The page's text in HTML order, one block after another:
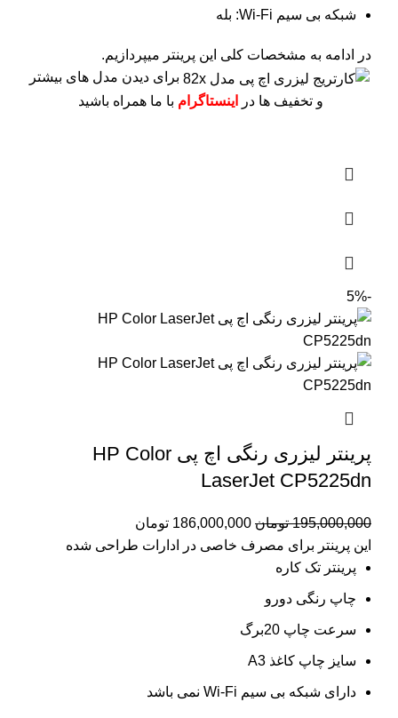
شبکه بی سیم Wi-Fi: بله
در ادامه به مشخصات کلی این پرینتر میپردازیم.
برای دیدن مدل های بیشتر
و تخفیف ها در
اینستاگرام با ما همراه باشید
-5%
پرینتر لیزری رنگی اچ پی HP Color
LaserJet CP5225dn
195,000,000 تومان 186,000,000 تومان
این پرینتر برای مصرف خاصی در ادارات طراحی شده
پرینتر تک کاره
چاپ رنگی دورو
سرعت چاپ 20برگ
سایز چاپ کاغذ A3
دارای شبکه بی سیم Wi-Fi نمی باشد